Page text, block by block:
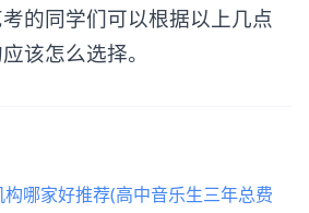
的同学们可以根据以上几点
该怎么选择。
哪家好推荐(高中音乐生三年总费